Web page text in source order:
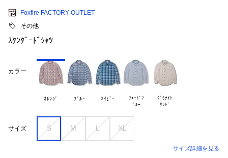
Foxfire FACTORY OUTLET
その他
ｽﾀﾝﾀﾞｰﾄﾞｼｬﾂ
カラー
ｵﾚﾝｼﾞ ﾌﾞﾙｰ ﾈｲﾋﾞｰ
ﾌｪｰﾄﾞﾌ
ｸﾞﾗﾅｲﾄ
サイズ S M L XL
サイズ詳細を見る